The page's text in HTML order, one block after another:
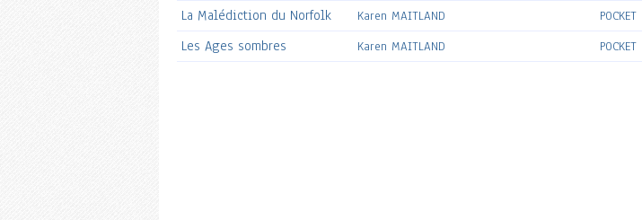
La Malédiction du Norfolk Karen MAITLAND POCKET
Les Ages sombres Karen MAITLAND POCKET